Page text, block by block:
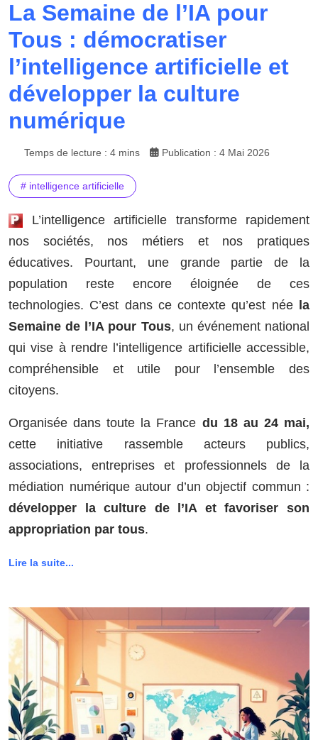
La Semaine de l’IA pour
Tous : démocratiser
l’intelligence artificielle et
développer la culture
numérique
Temps de lecture : 4 mins Publication : 4 Mai 2026
# intelligence artificielle
L’intelligence artificielle transforme rapidement
nos sociétés, nos métiers et nos pratiques
éducatives. Pourtant, une grande partie de la
population reste encore éloignée de ces
technologies. C’est dans ce contexte qu’est née la
Semaine de l’IA pour Tous, un événement national
qui vise à rendre l’intelligence artificielle accessible,
compréhensible et utile pour l’ensemble des
citoyens.
Organisée dans toute la France du 18 au 24 mai,
cette initiative rassemble acteurs publics,
associations, entreprises et professionnels de la
médiation numérique autour d’un objectif commun :
développer la culture de l’IA et favoriser son
appropriation par tous.
Lire la suite...